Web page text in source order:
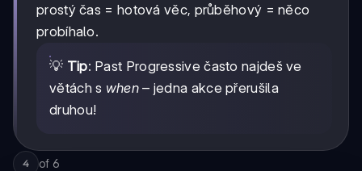
prostý čas = hotová věc, průběhový = něco
probíhalo.
💡 Tip: Past Progressive často najdeš ve
větách s when– jedna akce přerušila
druhou!
4 of 6